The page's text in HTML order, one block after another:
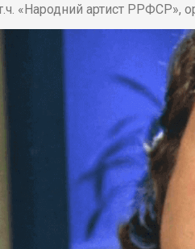
т.ч. «Народний артист РРФСР»,